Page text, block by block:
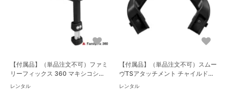
【付属品】（単品注文不可）ファミ
リーフィックス 360 マキシコシ
(Maxi-Cosi) チャイルドシート小物
レンタル
【付属品】（単品注文不可）スムー
ヴTSアタッチメント チャイルドシ
ート小物 アップリカ(aprica)
レンタル